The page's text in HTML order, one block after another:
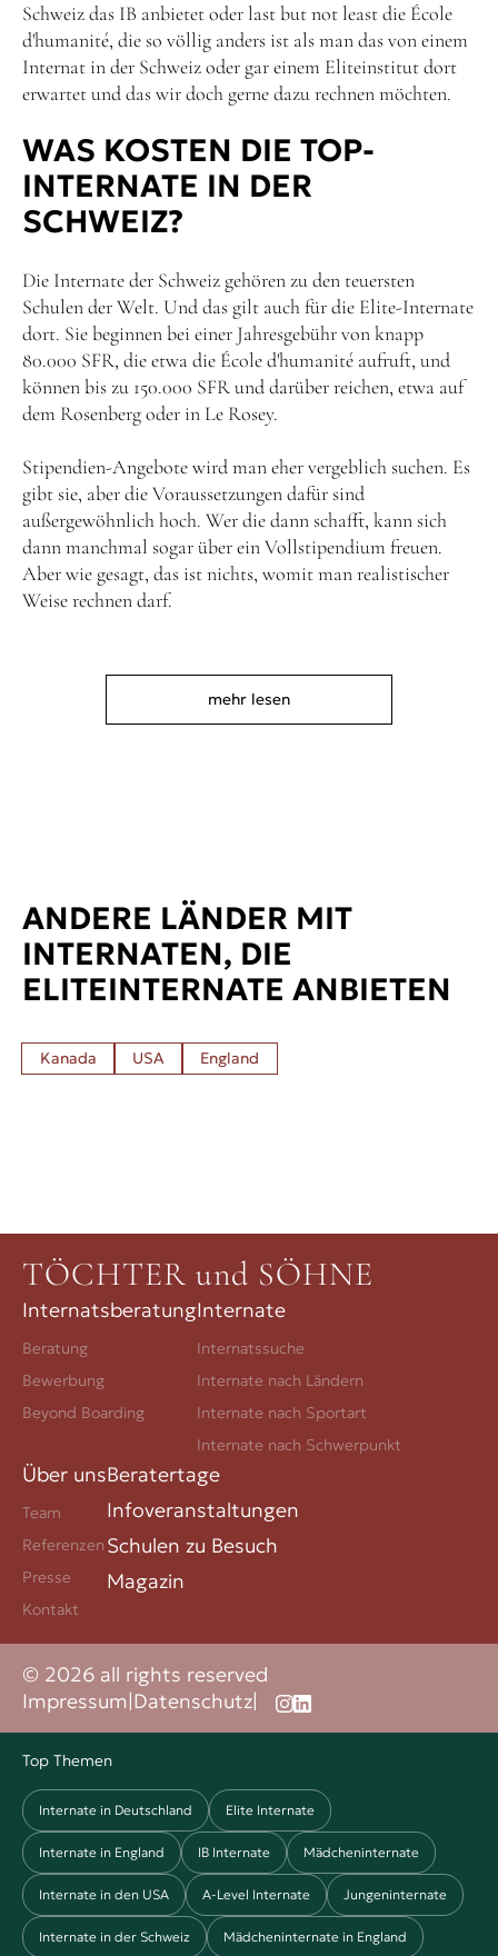
Schweiz das IB anbietet oder last but not least die École
d'humanité, die so völlig anders ist als man das von einem
Internat in der Schweiz oder gar einem Eliteinstitut dort
erwartet und das wir doch gerne dazu rechnen möchten.
WAS KOSTEN DIE TOP-
INTERNATE IN DER
SCHWEIZ?
Die Internate der Schweiz gehören zu den teuersten
Schulen der Welt. Und das gilt auch für die Elite-Internate
dort. Sie beginnen bei einer Jahresgebühr von knapp
80.000 SFR, die etwa die École d'humanité aufruft, und
können bis zu 150.000 SFR und darüber reichen, etwa auf
dem Rosenberg oder in Le Rosey.
Stipendien-Angebote wird man eher vergeblich suchen. Es
gibt sie, aber die Voraussetzungen dafür sind
außergewöhnlich hoch. Wer die dann schafft, kann sich
dann manchmal sogar über ein Vollstipendium freuen.
Aber wie gesagt, das ist nichts, womit man realistischer
Weise rechnen darf.
mehr lesen
ANDERE LÄNDER MIT
INTERNATEN, DIE
ELITEINTERNATE ANBIETEN
Kanada USA England
TÖCHTER und SÖHNE
Internatsberatung
Beratung
Bewerbung
Beyond Boarding
Internate
Internatssuche
Internate nach Ländern
Internate nach Sportart
Internate nach Schwerpunkt
Über uns
Team
Referenzen
Presse
Kontakt
Beratertage
Infoveranstaltungen
Schulen zu Besuch
Magazin
© 2026 all rights reserved
Impressum|Datenschutz|
Top Themen
Internate in Deutschland Elite Internate
Internate in England IB Internate Mädcheninternate
Internate in den USA A-Level Internate Jungeninternate
Internate in der Schweiz Mädcheninternate in England